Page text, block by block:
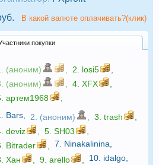
В какой валюте оплачивать?(клик)
покупки
(аноним) 2. losi5
(аноним)
4. XFX
артем1968
;
Bars 2. (аноним) 3. trash
deviz 5. SH03
Bitrader 7. Ninakalinina
Хан 9. arello 10. idalgo